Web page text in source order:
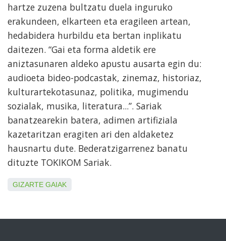
hartze zuzena bultzatu duela inguruko
erakundeen, elkarteen eta eragileen artean,
hedabidera hurbildu eta bertan inplikatu
daitezen. “Gai eta forma aldetik ere
aniztasunaren aldeko apustu ausarta egin du:
audioeta bideo-podcastak, zinemaz, historiaz,
kulturartekotasunaz, politika, mugimendu
sozialak, musika, literatura...”. Sariak
banatzearekin batera, adimen artifiziala
kazetaritzan eragiten ari den aldaketez
hausnartu dute. Bederatzigarrenez banatu
dituzte TOKIKOM Sariak.
GIZARTE GAIAK